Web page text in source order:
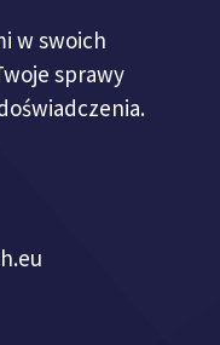
w swoich
sprawy